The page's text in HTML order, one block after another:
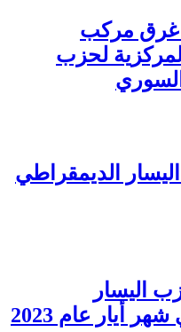
غرق مركب
لحزب
الديمقراطي
اليسار
أيار عام 2023